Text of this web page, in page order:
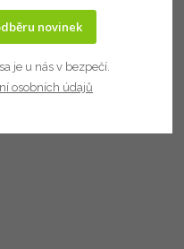
novinek
je u nás v bezpečí.
osobních údajů